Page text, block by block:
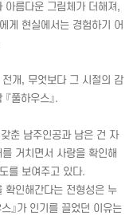
아름다운 그림체가 더해져,
게 현실에서는 경험하기 어
개, 무엇보다 그 시절의 감
풀하우스』.
춘 남주인공과 남은 건 자
거치면서 사랑을 확인해
를 보여주고 있다.
확인해간다는 전형성은 누
』가 인기를 끌었던 이유는